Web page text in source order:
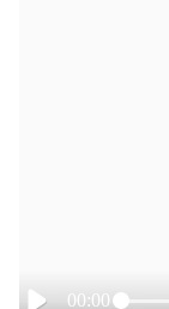
00:00